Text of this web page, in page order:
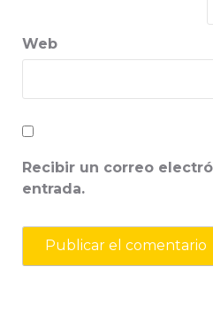
Web
Recibir un correo
entrada.